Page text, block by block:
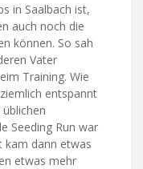
in Saalbach ist,
auch noch die
können. So sah
Vater
Training. Wie
entspannt
Seeding Run war
kam dann etwas
etwas mehr